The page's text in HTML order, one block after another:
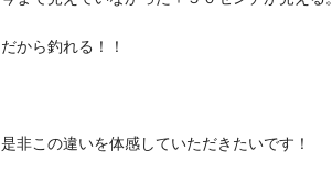
だから釣れる！！
是非この違いを体感していただきたいです！